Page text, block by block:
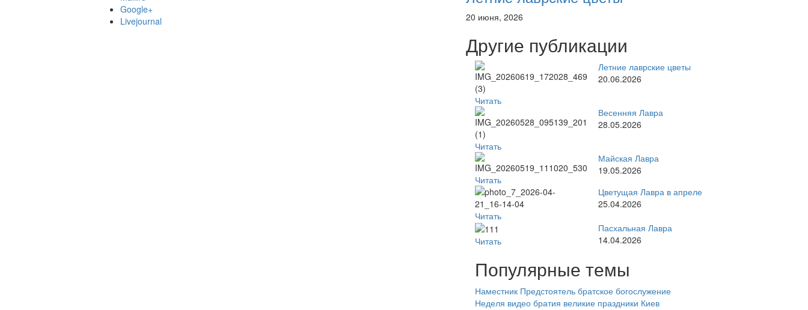
Google+
Livejournal
20 июня, 2026
Другие публикации
Читать
Летние лаврские цветы
20.06.2026
Читать
Весенняя Лавра
28.05.2026
Читать
Майская Лавра
19.05.2026
Читать
Цветущая Лавра в апреле
25.04.2026
Читать
Пасхальная Лавра
14.04.2026
Популярные темы
Наместник Предстоятель братское богослужение
Неделя видео братия великие праздники Киев